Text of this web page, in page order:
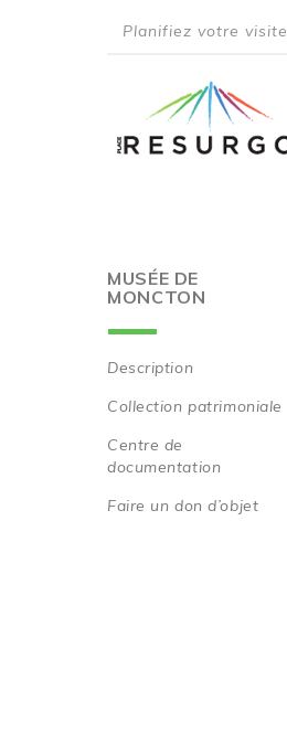
menu
Planifiez votre visite
MUSÉE DE
MONCTON
Main
navigation
Description
Collection patrimoniale
Centre de
documentation
Faire un don d’objet